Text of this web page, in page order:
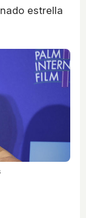
estrella